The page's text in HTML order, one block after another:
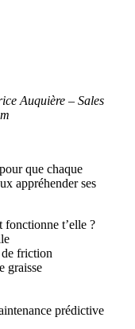
Auquière – Sales
que chaque
appréhender ses
fonctionne t’elle ?
friction
graisse
prédictive